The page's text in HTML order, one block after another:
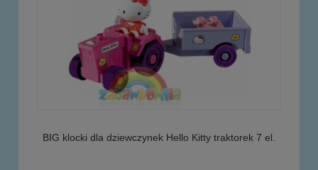
BIG klocki dla dziewczynek Hello Kitty traktorek 7 el.